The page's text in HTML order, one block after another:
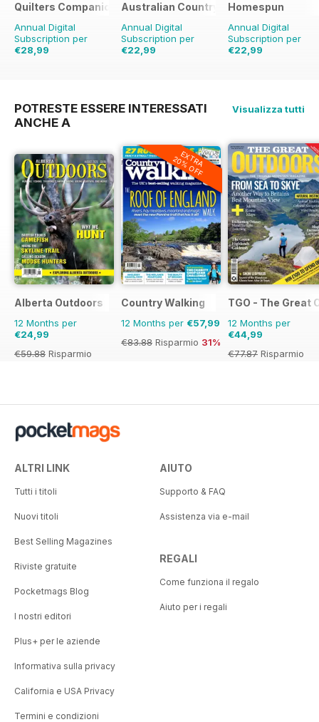
Quilters Companion
Annual Digital
Subscription per
€28,99
Australian Country
Annual Digital
Subscription per
€22,99
Homespun
Annual Digital
Subscription per
€22,99
POTRESTE ESSERE INTERESSATI
ANCHE A
Visualizza tutti
Alberta Outdoors
12 Months per
€24,99
€59.88 Risparmio
EXTRA
20% OFF
Country Walking
12 Months per €57,99
€83.88 Risparmio 31%
TGO - The Great
12 Months per
€44,99
€77.87 Risparmio
ALTRI LINK
Tutti i titoli
Nuovi titoli
Best Selling Magazines
Riviste gratuite
Pocketmags Blog
I nostri editori
Plus+ per le aziende
Informativa sulla privacy
California e USA Privacy
Termini e condizioni
AIUTO
Supporto & FAQ
Assistenza via e-mail
REGALI
Come funziona il regalo
Aiuto per i regali